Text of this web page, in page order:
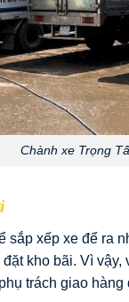
Chành xe Trọng
xếp xe để ra
kho bãi. Vì
trách giao